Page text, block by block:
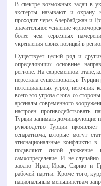
В спектре возможных задач в
эксперты называют и охрану
проходит через Азербайджан и
значительное усиление
более чем серьезных
укрепления своих позиций в
Существует целый ряд и
определяющих основные
регионе. На современном этапе,
перестала существовать, в
потенциальных угроз, источник
всего это угроза с юга ­ со
арсеналы современного
настроен противодействовать
Турции занимать доминирующие
руководство Турции
сепаратизма, которые могут
этнонациональные конфликты в
подавляют силой движение
самоопределение. И не
заодно Иран, Ирак, Сирию и
рабочей партии. Кроме того,
национальным меньшинствам